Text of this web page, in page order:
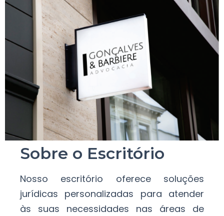
Sobre o Escritório
Nosso escritório oferece soluções
jurídicas personalizadas para atender
às suas necessidades nas áreas de